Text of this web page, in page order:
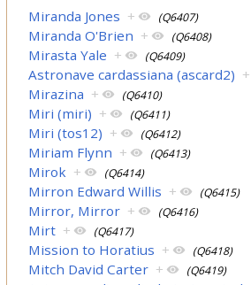
Miranda Jones + (Q6407)
Miranda O'Brien + (Q6408)
Mirasta Yale + (Q6409)
Astronave cardassiana (ascard2) +
Mirazina + (Q6410)
Miri (miri) + (Q6411)
Miri (tos12) + (Q6412)
Miriam Flynn + (Q6413)
Mirok + (Q6414)
Mirron Edward Willis + (Q6415)
Mirror, Mirror + (Q6416)
Mirt + (Q6417)
Mission to Horatius + (Q6418)
Mitch David Carter + (Q6419)